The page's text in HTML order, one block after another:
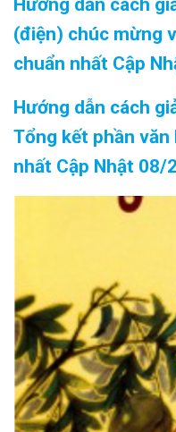
Hướng dẫn cách
(điện) chúc mừng
chuẩn nhất Cập
Hướng dẫn cách
Tổng kết phần
nhất Cập Nhật 08/